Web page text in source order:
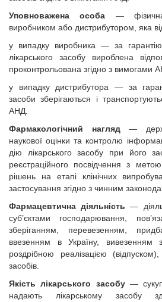
Уповноважена особа —
виробником або дистрибутором, яка
у випадку виробника — за
лікарського засобу вироблена
проконтрольована згідно з вимогами
у випадку дистрибутора — за
засоби зберігаються і
АНД.
Фармакологічний нагляд—
наукової оцінки та контролю
дію лікарського засобу при його
реєстраційного посвідчення з
рішень на етапі клінічних
застосування згідно з чинним
Фармацевтична діяльність —
суб’єктами господарювання,
зберіганням, перевезенням,
ввезенням в Україну, вивезенням
роздрібною реалізацією
засобів.
Якість лікарського засобу—
надають лікарському засобу